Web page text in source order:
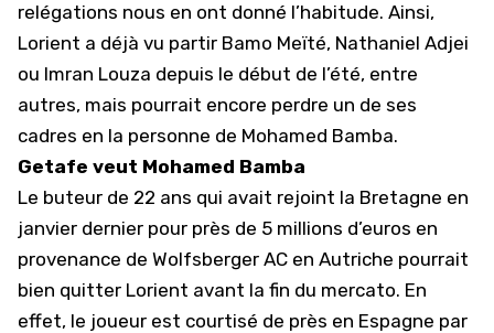
relégations nous en ont donné l’habitude. Ainsi,
Lorient a déjà vu partir Bamo Meïté, Nathaniel Adjei
ou Imran Louza depuis le début de l’été, entre
autres, mais pourrait encore perdre un de ses
cadres en la personne de Mohamed Bamba.
Getafe veut Mohamed Bamba
Le buteur de 22 ans qui avait rejoint la Bretagne en
janvier dernier pour près de 5 millions d’euros en
provenance de Wolfsberger AC en Autriche pourrait
bien quitter Lorient avant la fin du mercato. En
effet, le joueur est courtisé de près en Espagne par